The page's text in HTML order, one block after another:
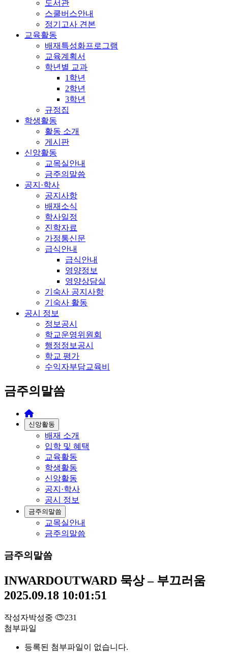
도서관
스쿨버스안내
정기고사 견본
교육활동
배재특성화프로그램
교육계획서
학년별 교과
1학년
2학년
3학년
규정집
학생활동
활동 소개
게시판
신앙활동
교목실안내
금주의말씀
공지·학사
공지사항
배재소식
학사일정
진학자료
가정통신문
급식안내
급식안내
영양정보
영양상담실
기숙사 공지사항
기숙사 활동
공시 정보
정보공시
학교운영위원회
행정정보공시
학교 평가
수익자부담교육비
금주의말씀
신앙활동
배재 소개
입학 및 혜택
교육활동
학생활동
신앙활동
공지·학사
공시 정보
금주의말씀
교목실안내
금주의말씀
금주의말씀
INWARDOUTWARD 묵상 – 부끄러움
2025.09.18 10:01:51
작성자박성중
231
첨부파일
등록된 첨부파일이 없습니다.